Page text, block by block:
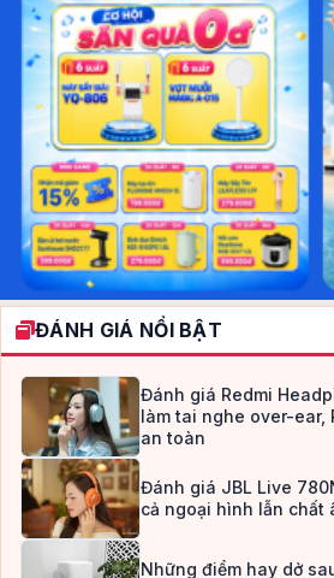
ĐÁNH GIÁ NỔI BẬT
Đánh giá Redmi
làm tai nghe over-ear,
an toàn
Đánh giá JBL Live
cả ngoại hình lẫn chất
Những điểm hay dở